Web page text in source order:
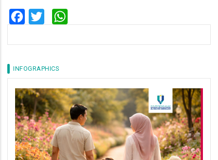
Facebook
Twitter
INFOGRAPHICS